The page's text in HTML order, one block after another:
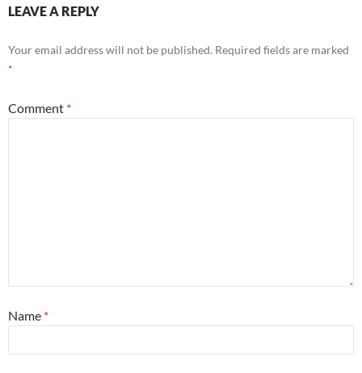
LEAVE A REPLY
Your email address will not be published. Required fields are marked
*
Comment *
Name *